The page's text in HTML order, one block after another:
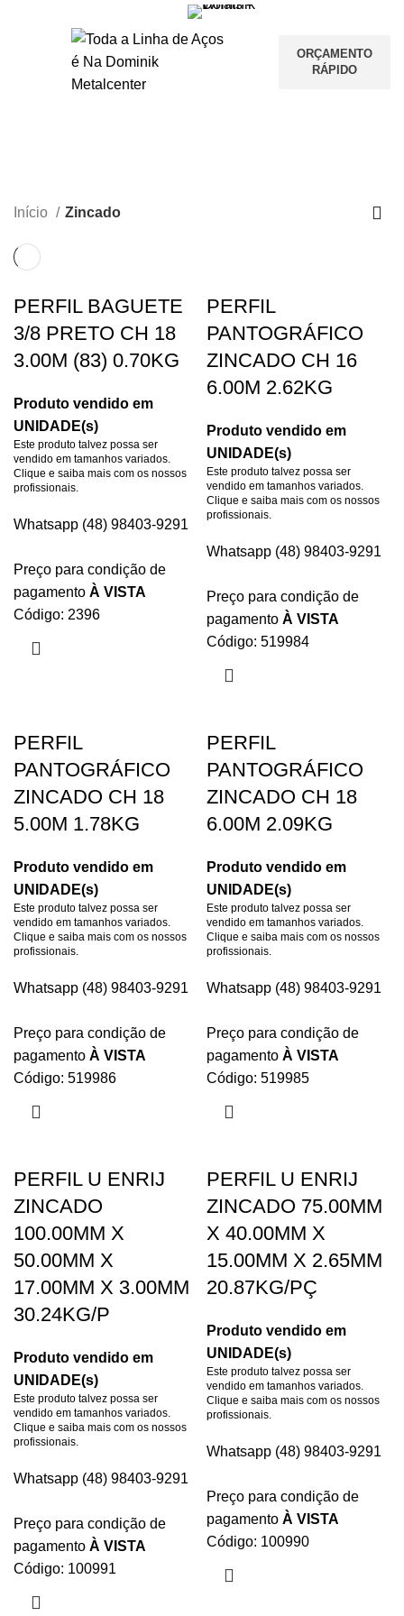
ORÇAMENTO
RÁPIDO
Início Zincado
PERFIL BAGUETE
3/8 PRETO CH 18
3.00M (83) 0.70KG
Produto vendido em
UNIDADE(s)
Este produto talvez possa ser
vendido em tamanhos variados.
Clique e saiba mais com os nossos
profissionais.
Whatsapp (48) 98403-9291
Preço para condição de
pagamento À VISTA
Código: 2396
PERFIL
PANTOGRÁFICO
ZINCADO CH 16
6.00M 2.62KG
Produto vendido em
UNIDADE(s)
Este produto talvez possa ser
vendido em tamanhos variados.
Clique e saiba mais com os nossos
profissionais.
Whatsapp (48) 98403-9291
Preço para condição de
pagamento À VISTA
Código: 519984
PERFIL
PANTOGRÁFICO
ZINCADO CH 18
5.00M 1.78KG
Produto vendido em
UNIDADE(s)
Este produto talvez possa ser
vendido em tamanhos variados.
Clique e saiba mais com os nossos
profissionais.
Whatsapp (48) 98403-9291
Preço para condição de
pagamento À VISTA
Código: 519986
PERFIL
PANTOGRÁFICO
ZINCADO CH 18
6.00M 2.09KG
Produto vendido em
UNIDADE(s)
Este produto talvez possa ser
vendido em tamanhos variados.
Clique e saiba mais com os nossos
profissionais.
Whatsapp (48) 98403-9291
Preço para condição de
pagamento À VISTA
Código: 519985
PERFIL U ENRIJ
ZINCADO
100.00MM X
50.00MM X
17.00MM X 3.00MM
30.24KG/P
Produto vendido em
UNIDADE(s)
Este produto talvez possa ser
vendido em tamanhos variados.
Clique e saiba mais com os nossos
profissionais.
Whatsapp (48) 98403-9291
Preço para condição de
pagamento À VISTA
Código: 100991
PERFIL U ENRIJ
ZINCADO 75.00MM
X 40.00MM X
15.00MM X 2.65MM
20.87KG/PÇ
Produto vendido em
UNIDADE(s)
Este produto talvez possa ser
vendido em tamanhos variados.
Clique e saiba mais com os nossos
profissionais.
Whatsapp (48) 98403-9291
Preço para condição de
pagamento À VISTA
Código: 100990